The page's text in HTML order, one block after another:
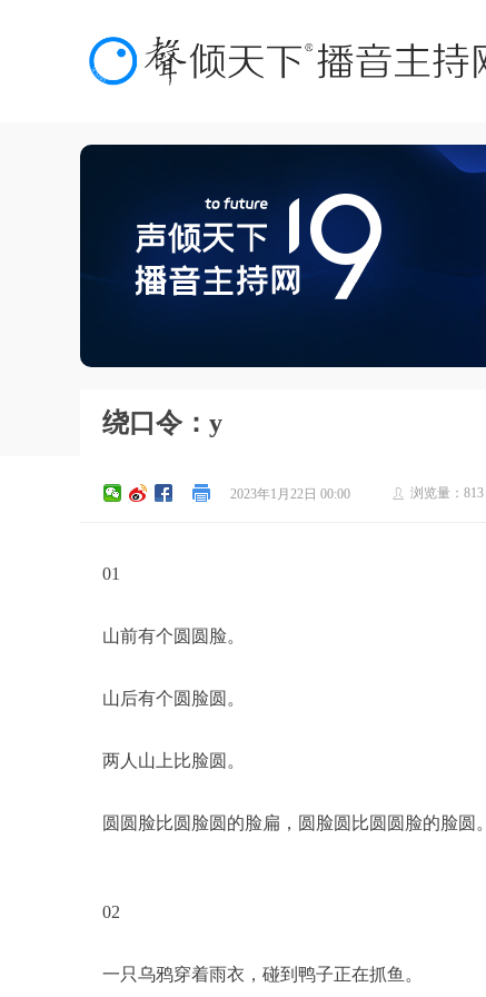
绕口令：y
2023年1月22日 00:00 ꄑ 浏览量： 813
01
山前有个圆圆脸。
山后有个圆脸圆。
两人山上比脸圆。
圆圆脸比圆脸圆的脸扁，圆脸圆比圆圆脸的脸圆。
02
一只乌鸦穿着雨衣，碰到鸭子正在抓鱼。